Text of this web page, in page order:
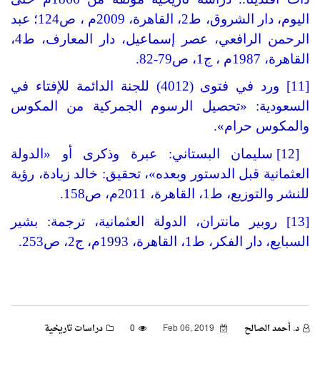
اليوم، دار الشروق، ط2، القاهرة، 2009م ، ص124؛ عبد
الرحمن الرافعي، عصر إسماعيل، دار المعارف، ط4،
القاهرة، 1987م ، ج1، ص79-82.
[11] ورد في فتوى (4012) للجنة الدائمة للإفتاء في
السعودية: «تحصيل الرسوم الجمركية من المكوس
والمكوس حرام».
[12] سليمان البستاني: عبرة وذكرى أو «الدولة
العثمانية قبل الدستور وبعده»، تحقيق: خالد زيادة، رؤية
للنشر والتوزيع، ط1، القاهرة، 2011م، ص158.
[13] روبير مانتران، الدولة العثمانية، ترجمة: بشير
السبايع، دار الفكر، ط1، القاهرة، 1993م، ج2، ص253.
د. أحمد الصالح 0 دراسات تاريخية